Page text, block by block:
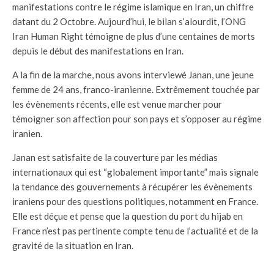
manifestations contre le régime islamique en Iran, un chiffre
datant du 2 Octobre. Aujourd’hui, le bilan s’alourdit, l’ONG
Iran Human Right témoigne de plus d’une centaines de morts
depuis le début des manifestations en Iran.
A la fin de la marche, nous avons interviewé Janan, une jeune
femme de 24 ans, franco-iranienne. Extrêmement touchée par
les évènements récents, elle est venue marcher pour
témoigner son affection pour son pays et s’opposer au régime
iranien.
Janan est satisfaite de la couverture par les médias
internationaux qui est “globalement importante” mais signale
la tendance des gouvernements à récupérer les évènements
iraniens pour des questions politiques, notamment en France.
Elle est déçue et pense que la question du port du hijab en
France n’est pas pertinente compte tenu de l’actualité et de la
gravité de la situation en Iran.